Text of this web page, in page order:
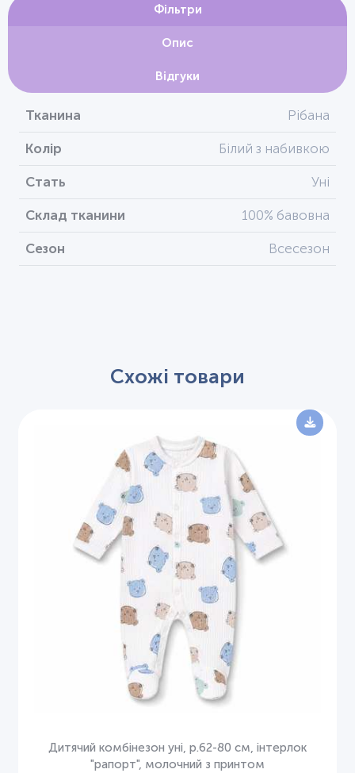
Фільтри
Опис
Відгуки
Тканина Рібана
Колір Білий з набивкою
Стать Уні
Склад тканини 100% бавовна
Сезон Всесезон
Схожі товари
Дитячий комбінезон уні, р.62-80 см, інтерлок
"рапорт", молочний з принтом